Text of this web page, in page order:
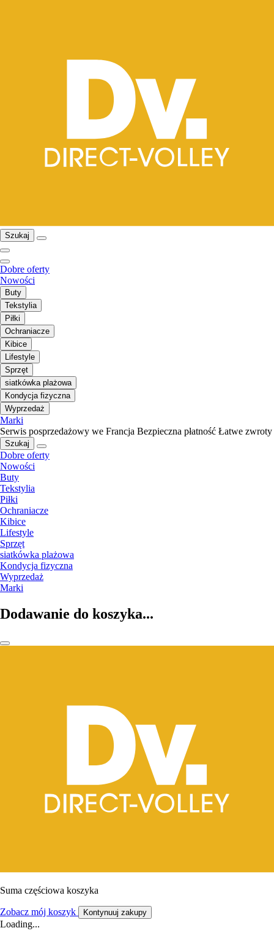
Szukaj
Dobre oferty
Nowości
Buty
Tekstylia
Piłki
Ochraniacze
Kibice
Lifestyle
Sprzęt
siatkówka plażowa
Kondycja fizyczna
Wyprzedaż
Marki
Serwis posprzedażowy we Francja Bezpieczna płatność Łatwe zwroty
Szukaj
Dobre oferty
Nowości
Buty
Tekstylia
Piłki
Ochraniacze
Kibice
Lifestyle
Sprzęt
siatkówka plażowa
Kondycja fizyczna
Wyprzedaż
Marki
Dodawanie do koszyka...
Suma częściowa koszyka
Zobacz mój koszyk Kontynuuj zakupy
Loading...